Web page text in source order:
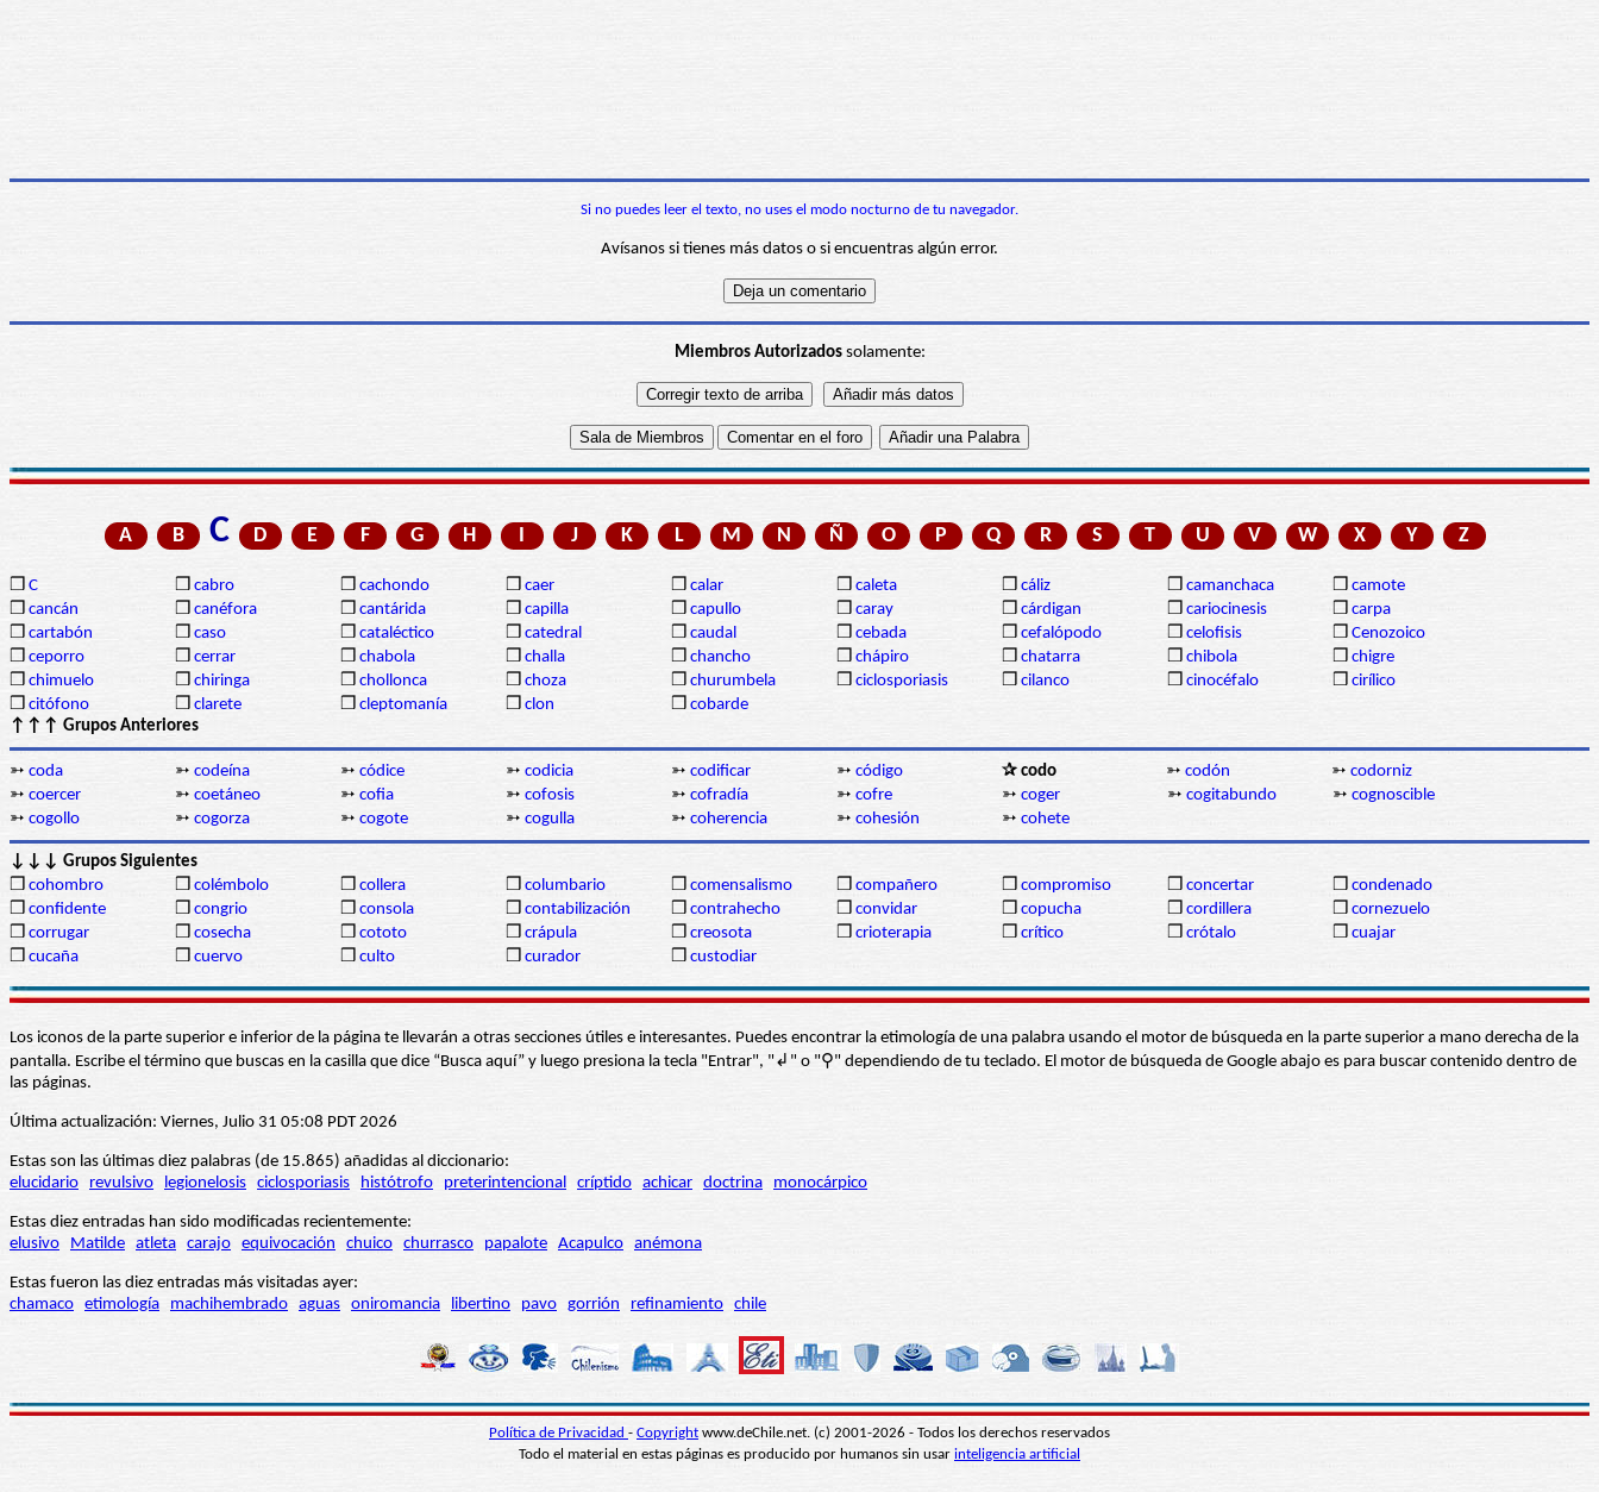
Si no puedes leer el texto, no uses el modo nocturno de tu navegador.
Avísanos si tienes más datos o si encuentras algún error.
Miembros Autorizadossolamente:
A B C D E F G H I J K L M N Ñ O P Q R S T U V W X Y Z
❒ C ❒ cabro ❒ cachondo ❒ caer ❒ calar ❒ caleta ❒ cáliz ❒ camanchaca ❒ camote
❒ cancán ❒ canéfora ❒ cantárida ❒ capilla ❒ capullo ❒ caray ❒ cárdigan ❒ cariocinesis ❒ carpa
❒ cartabón ❒ caso ❒ cataléctico ❒ catedral ❒ caudal ❒ cebada ❒ cefalópodo ❒ celofisis ❒ Cenozoico
❒ ceporro ❒ cerrar ❒ chabola ❒ challa ❒ chancho ❒ chápiro ❒ chatarra ❒ chibola ❒ chigre
❒ chimuelo ❒ chiringa ❒ chollonca ❒ choza ❒ churumbela ❒ ciclosporiasis ❒ cilanco ❒ cinocéfalo ❒ cirílico
❒ citófono ❒ clarete ❒ cleptomanía ❒ clon ❒ cobarde
↑↑↑ Grupos Anteriores
➳ coda ➳ codeína ➳ códice ➳ codicia ➳ codificar ➳ código ✰ codo ➳ codón ➳ codorniz
➳ coercer ➳ coetáneo ➳ cofia ➳ cofosis ➳ cofradía ➳ cofre ➳ coger ➳ cogitabundo ➳ cognoscible
➳ cogollo ➳ cogorza ➳ cogote ➳ cogulla ➳ coherencia ➳ cohesión ➳ cohete
↓↓↓ Grupos Siguientes
❒ cohombro ❒ colémbolo ❒ collera ❒ columbario ❒ comensalismo ❒ compañero ❒ compromiso ❒ concertar ❒ condenado
❒ confidente ❒ congrio ❒ consola ❒ contabilización ❒ contrahecho ❒ convidar ❒ copucha ❒ cordillera ❒ cornezuelo
❒ corrugar ❒ cosecha ❒ cototo ❒ crápula ❒ creosota ❒ crioterapia ❒ crítico ❒ crótalo ❒ cuajar
❒ cucaña ❒ cuervo ❒ culto ❒ curador ❒ custodiar
Los iconos de la parte superior e inferior de la página te llevarán a otras secciones útiles e interesantes. Puedes encontrar la etimología de una palabra usando el motor de búsqueda en la parte superior a mano derecha de la
pantalla. Escribe el término que buscas en la casilla que dice “Busca aquí” y luego presiona la tecla "Entrar", "↲" o "⚲" dependiendo de tu teclado. El motor de búsqueda de Google abajo es para buscar contenido dentro de
las páginas.
Última actualización: Viernes, Julio 31 05:08 PDT 2026
Estas son las últimas diez palabras (de 15.865) añadidas al diccionario:
elucidario
revulsivo legionelosis ciclosporiasis histótrofo preterintencional críptido achicar doctrina monocárpico
Estas diez entradas han sido modificadas recientemente:
elusivo
Matilde atleta carajo equivocación chuico churrasco papalote Acapulco anémona
Estas fueron las diez entradas más visitadas ayer:
chamaco etimología machihembrado aguas oniromancia libertino pavo gorrión refinamiento chile
Política de Privacidad - Copyright www.deChile.net. (c) 2001-2026 - Todos los derechos reservados
Todo el material en estas páginas es producido por humanos sin usar inteligencia artificial